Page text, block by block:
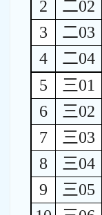
2 二02
3 二03
4 二04
5 三01
6 三02
7 三03
8 三04
9 三05